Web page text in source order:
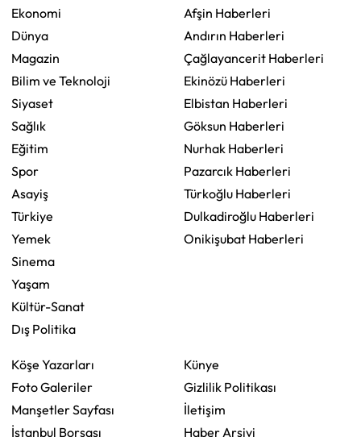
Ekonomi
Dünya
Magazin
Bilim ve Teknoloji
Siyaset
Sağlık
Eğitim
Spor
Asayiş
Türkiye
Yemek
Sinema
Yaşam
Kültür-Sanat
Dış Politika
Afşin Haberleri
Andırın Haberleri
Çağlayancerit Haberleri
Ekinözü Haberleri
Elbistan Haberleri
Göksun Haberleri
Nurhak Haberleri
Pazarcık Haberleri
Türkoğlu Haberleri
Dulkadiroğlu Haberleri
Onikişubat Haberleri
Köşe Yazarları
Foto Galeriler
Manşetler Sayfası
İstanbul Borsası
Künye
Gizlilik Politikası
İletişim
Haber Arşivi